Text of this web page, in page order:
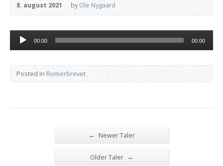
8. august 2021 byOle Nygaard
Lydafspiller
00:00 00:00
Posted in Romerbrevet
← Newer Taler
Older Taler →